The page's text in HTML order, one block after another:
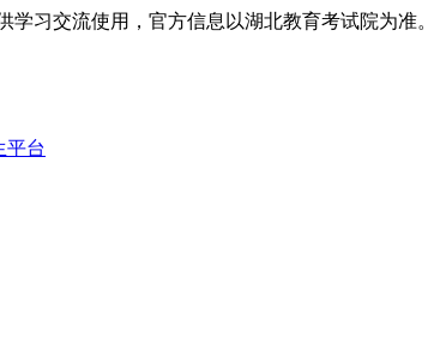
习交流使用，官方信息以湖北教育考试院为准。
平台